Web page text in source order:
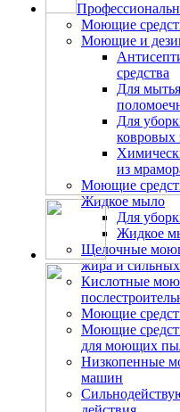
Моющие
Моющие и
средства
Для
Для
ковровых
из
Моющие
Жидкое мыло
Для
Жидкое
Щелочные
жира и сильных
Кислотные
Моющие
Моющие
для моющих
Низкопенные
машин